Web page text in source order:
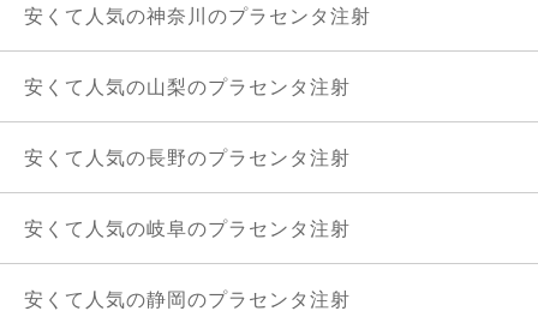
安くて人気の神奈川のプラセンタ注射
安くて人気の山梨のプラセンタ注射
安くて人気の長野のプラセンタ注射
安くて人気の岐阜のプラセンタ注射
安くて人気の静岡のプラセンタ注射